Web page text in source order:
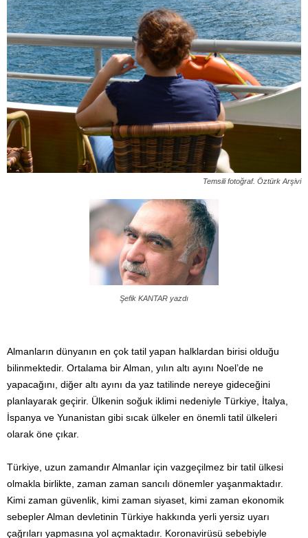
Temsili fotoğraf. Öztürk Arşivi
Şefik KANTAR yazdı
Almanların dünyanın en çok tatil yapan halklardan birisi olduğu
bilinmektedir. Ortalama bir Alman, yılın altı ayını Noel’de ne
yapacağını, diğer altı ayını da yaz tatilinde nereye gideceğini
planlayarak geçirir. Ülkenin soğuk iklimi nedeniyle Türkiye, İtalya,
İspanya ve Yunanistan gibi sıcak ülkeler en önemli tatil ülkeleri
olarak öne çıkar.
Türkiye, uzun zamandır Almanlar için vazgeçilmez bir tatil ülkesi
olmakla birlikte, zaman zaman sancılı dönemler yaşanmaktadır.
Kimi zaman güvenlik, kimi zaman siyaset, kimi zaman ekonomik
sebepler Alman devletinin Türkiye hakkında yerli yersiz uyarı
çağrıları yapmasına yol açmaktadır. Koronavirüsü sebebiyle